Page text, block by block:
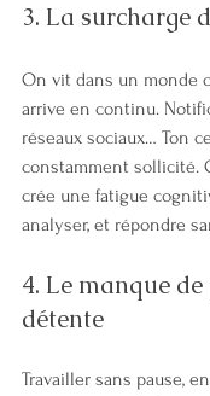
3. La surcharge
On vit dans un monde
arrive en continu.
réseaux sociaux… Ton
constamment sollicité.
crée une fatigue
analyser, et répondre
4. Le manque
détente
Travailler sans pause,